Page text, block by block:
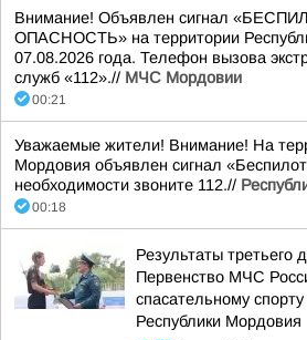
Внимание! Объявлен сигнал
ОПАСНОСТЬ» на территории
07.08.2026 года. Телефон вызова
служб «112».// МЧС Мордовии
00:21
Уважаемые жители! Внимание! На
Мордовия объявлен сигнал
необходимости звоните 112.//
00:18
Результаты третьего
Первенство МЧС
спасательному
Республики Мордовия